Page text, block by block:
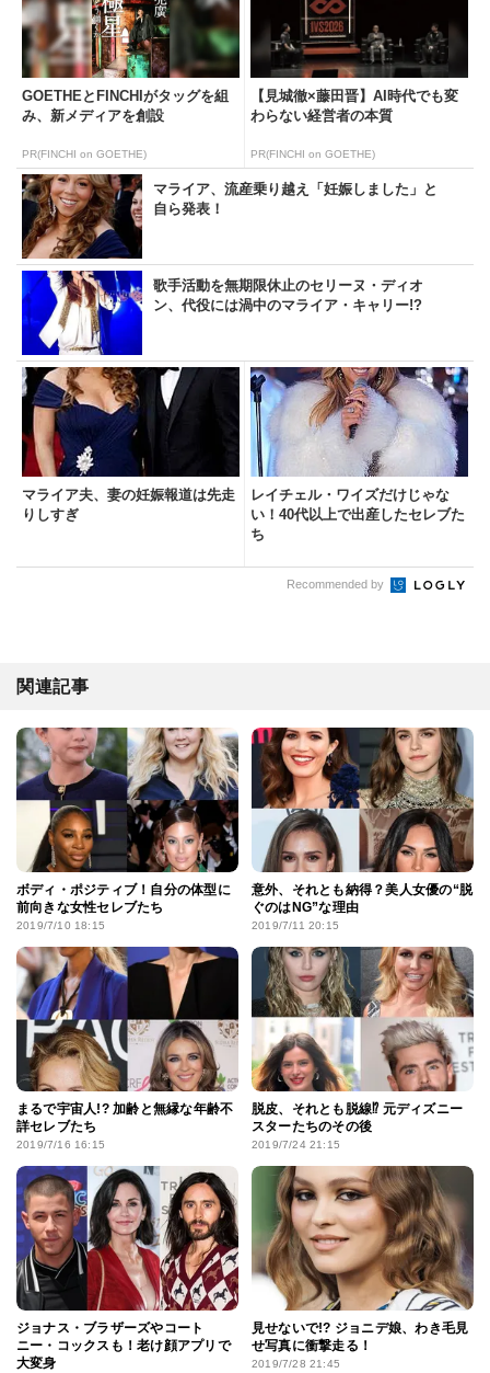
GOETHEとFINCHIがタッグを組
み、新メディアを創設
PR(FINCHI on GOETHE)
【見城徹×藤田晋】AI時代でも変
わらない経営者の本質
PR(FINCHI on GOETHE)
マライア、流産乗り越え「妊娠しました」と
自ら発表！
歌手活動を無期限休止のセリーヌ・ディオ
ン、代役には渦中のマライア・キャリー!?
マライア夫、妻の妊娠報道は先走
りしすぎ
レイチェル・ワイズだけじゃな
い！40代以上で出産したセレブた
ち
Recommended by
関連記事
ボディ・ポジティブ！自分の体型に
前向きな女性セレブたち
2019/7/10 18:15
意外、それとも納得？美人女優の“脱
ぐのはNG”な理由
2019/7/11 20:15
まるで宇宙人!? 加齢と無縁な年齢不
詳セレブたち
2019/7/16 16:15
脱皮、それとも脱線⁉ 元ディズニー
スターたちのその後
2019/7/24 21:15
ジョナス・ブラザーズやコート
ニー・コックスも！老け顔アプリで
大変身
見せないで!? ジョニデ娘、わき毛見
せ写真に衝撃走る！
2019/7/28 21:45